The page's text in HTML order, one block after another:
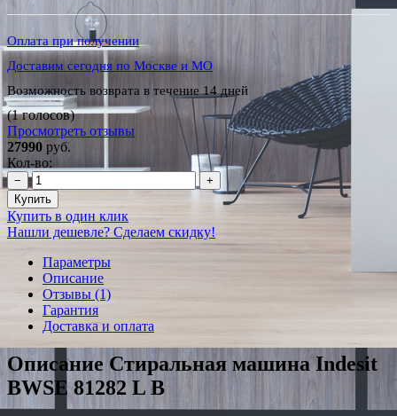
Оплата при получении
Доставим сегодня по Москве и МО
Возможность возврата в течение 14 дней
(1 голосов)
Просмотреть отзывы
27990 руб.
Кол-во:
−
+
Купить
Купить в один клик
Нашли дешевле? Сделаем скидку!
Параметры
Описание
Отзывы (1)
Гарантия
Доставка и оплата
Описание Стиральная машина Indesit
BWSE 81282 L B